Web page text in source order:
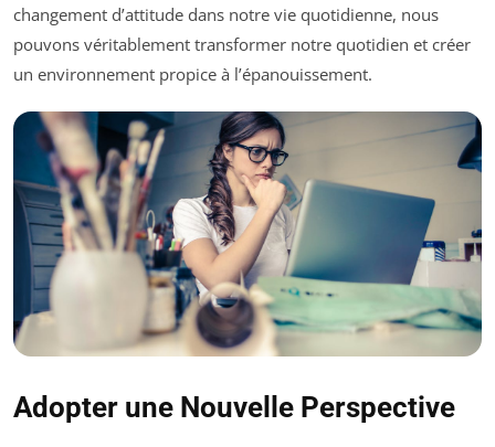
changement d’attitude dans notre vie quotidienne, nous
pouvons véritablement transformer notre quotidien et créer
un environnement propice à l’épanouissement.
Adopter une Nouvelle Perspective